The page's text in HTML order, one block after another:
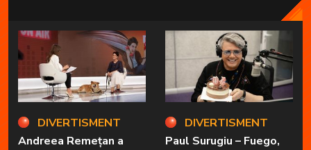
în fața telespectatorilor.
DIVERTISMENT
Andreea Remețan a
DIVERTISMENT
Paul Surugiu – Fuego,